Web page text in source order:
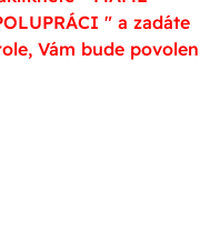
" a zadáte
Vám bude povolen